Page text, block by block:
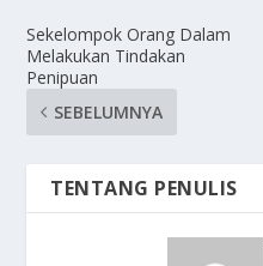
Sekelompok Orang Dalam
Melakukan Tindakan
Penipuan
SEBELUMNYA
TENTANG PENULIS